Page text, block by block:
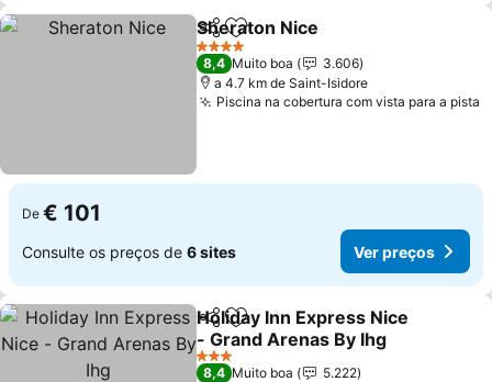
PartilharAdicionar aos favoritos
Sheraton Nice
4 Estrelas
8,4 Muito boa
3.606
a 4.7 km de Saint-Isidore
Piscina na cobertura com vista para a pista
De € 101
Consulte os preços de 6 sites Ver preços
PartilharAdicionar aos favoritos
Holiday Inn Express Nice
- Grand Arenas By Ihg
Ver preços
3 Estrelas
8,4 Muito boa
5.222